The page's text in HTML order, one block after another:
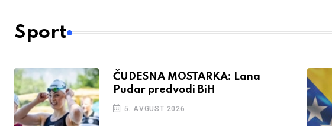
Sport
ČUDESNA MOSTARKA: Lana
Pudar predvodi BiH
5. AVGUST 2026.